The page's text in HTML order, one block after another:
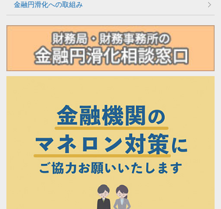
金融円滑化への取組み